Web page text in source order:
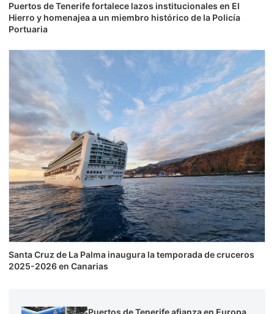
Puertos de Tenerife fortalece lazos institucionales en El
Hierro y homenajea a un miembro histórico de la Policía
Portuaria
Santa Cruz de La Palma inaugura la temporada de cruceros
2025-2026 en Canarias
Puertos de Tenerife afianza en Europa